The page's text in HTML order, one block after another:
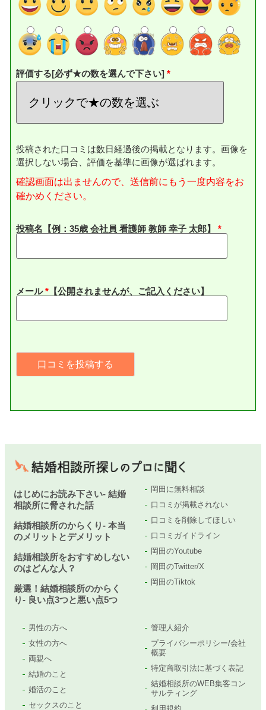
評価する[必ず★の数を選んで下さい]
投稿された口コミは数日経過後の掲載となります。画像を
選択しない場合、評価を基準に画像が選ばれます。
確認画面は出ませんので、送信前にもう一度内容をお
確かめください。
投稿名【例：35歳 会社員 看護師 教師 幸子 太郎】
メール* 【公開されませんが、ご記入ください】
はじめにお読み下さい- 結婚
相談所に脅された話
結婚相談所のからくり- 本当
のメリットとデメリット
結婚相談所をおすすめしない
のはどんな人？
厳選！結婚相談所のからく
り- 良い点3つと悪い点5つ
岡田に無料相談
口コミが掲載されない
口コミを削除してほしい
口コミガイドライン
岡田のYoutube
岡田のTwitter/X
岡田のTiktok
男性の方へ
女性の方へ
両親へ
結婚のこと
婚活のこと
セックスのこと
管理人紹介
プライバシーポリシー/会社
概要
特定商取引法に基づく表記
結婚相談所のWEB集客コン
サルティング